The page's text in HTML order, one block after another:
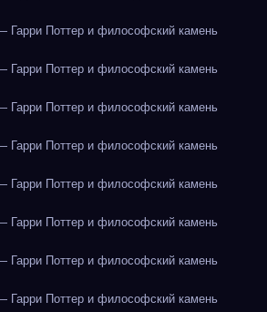
Гарри Поттер и философский камень
Гарри Поттер и философский камень
Гарри Поттер и философский камень
Гарри Поттер и философский камень
Гарри Поттер и философский камень
Гарри Поттер и философский камень
Гарри Поттер и философский камень
Гарри Поттер и философский камень